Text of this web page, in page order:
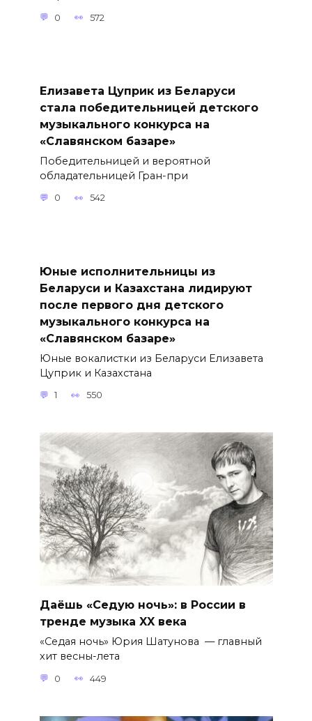
0 572
Елизавета Цуприк из Беларуси
стала победительницей детского
музыкального конкурса на
«Славянском базаре»
Победительницей и вероятной
обладательницей Гран-при
0 542
Юные исполнительницы из
Беларуси и Казахстана лидируют
после первого дня детского
музыкального конкурса на
«Славянском базаре»
Юные вокалистки из Беларуси Елизавета
Цуприк и Казахстана
1 550
Даёшь «Седую ночь»: в России в
тренде музыка XX века
«Седая ночь» Юрия Шатунова — главный
хит весны-лета
0 449